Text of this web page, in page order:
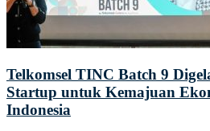
Telkomsel TINC Batch 9
Startup untuk Kemajuan
Indonesia